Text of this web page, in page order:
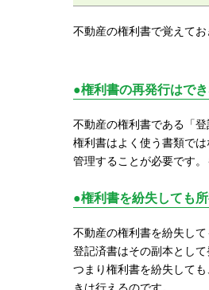
不動産の権利書で覚えて
●権利書の再発行はで
不動産の権利書である「
権利書はよく使う書類で
管理することが必要です
●権利書を紛失しても
不動産の権利書を紛失し
登記済書はその副本として
つまり権利書を紛失して
きは行えるのです。